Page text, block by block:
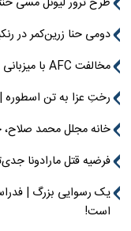
دومی حنا زرین‌کمر در
مخالفت AFC با میزبانی استقلال در عراق
رختِ عزا به تن
خانه مجلل محمد صلاح،
فرضیه قتل مارادونا
یک رسوایی بزرگ |
است!